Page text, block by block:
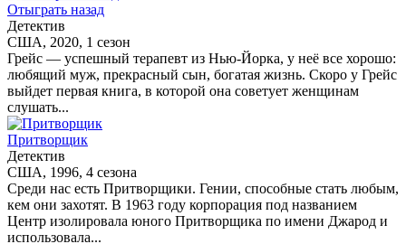
Отыграть назад
Детектив
США, 2020, 1 сезон
Грейс — успешный терапевт из Нью-Йорка, у неё все хорошо:
любящий муж, прекрасный сын, богатая жизнь. Скоро у Грейс
выйдет первая книга, в которой она советует женщинам
слушать...
Притворщик
Детектив
США, 1996, 4 сезона
Среди нас есть Притворщики. Гении, способные стать любым,
кем они захотят. В 1963 году корпорация под названием
Центр изолировала юного Притворщика по имени Джарод и
использовала...